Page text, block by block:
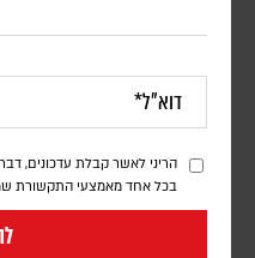
הריני לאשר קבלת עדכונים,
בכל אחד מאמצעי התקשורת